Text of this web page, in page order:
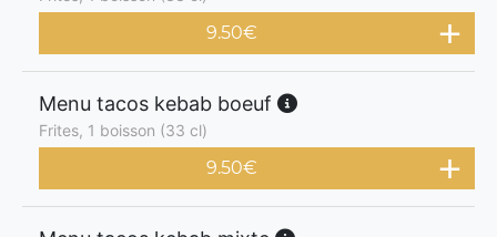
9.50€
Menu tacos kebab boeuf
Frites, 1 boisson (33 cl)
9.50€